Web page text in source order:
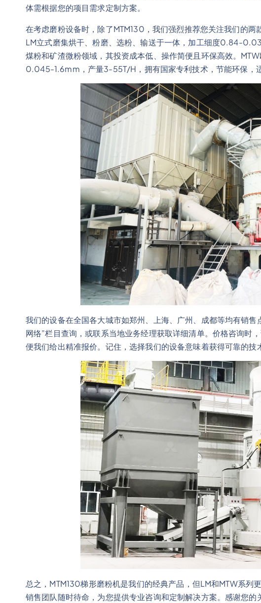
体需根据您的项目需求定制方案。
在考虑磨粉设备时，除了MTM130，我们强烈推荐您关注我们的两
LM立式磨集烘干、粉磨、选粉、输送于一体，加工细度0.84-
煤粉和矿渣微粉领域，其投资成本低、操作简便且环保高效。
0.045-1.6mm，产量3-55T/H，拥有国家专利技术，节能环保，
我们的设备在全国各大城市如郑州、上海、广州、成都等均有销
网络”栏目查询，或联系当地业务经理获取详细清单。价格咨询时
便我们给出精准报价。记住，选择我们的设备意味着获得可靠的技
总之，MTM130梯形磨粉机是我们的经典产品，但LM和MTW系列
销售团队随时待命，为您提供专业咨询和定制解决方案。感谢您的